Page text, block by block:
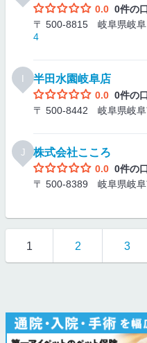
0.0 0件の
〒 500-8815 岐阜県岐
4
半田水園岐阜店
0.0 0件の
〒 500-8442 岐阜県岐
J 株式会社こころ
0.0 0件の
〒 500-8389 岐阜県岐
1 2 3